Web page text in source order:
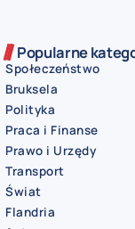
Popularne
Społeczeństwo
Bruksela
Polityka
Praca i Finanse
Prawo i Urzędy
Transport
Świat
Flandria